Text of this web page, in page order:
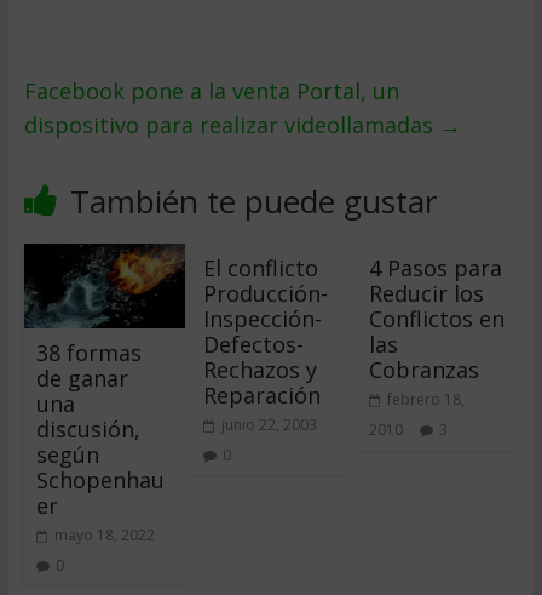
Facebook pone a la venta Portal, un
dispositivo para realizar videollamadas →
También te puede gustar
38 formas
de ganar
una
discusión,
según
Schopenhau
er
mayo 18, 2022
0
El conflicto
Producción-
Inspección-
Defectos-
Rechazos y
Reparación
junio 22, 2003
0
4 Pasos para
Reducir los
Conflictos en
las
Cobranzas
febrero 18,
2010
3